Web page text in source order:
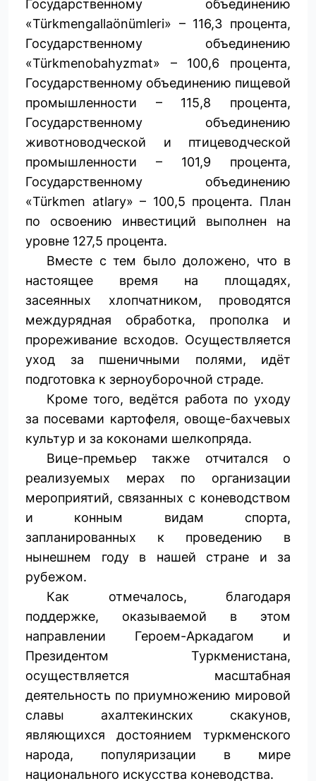
Государственному объединению
«Türkmen­gallaönümleri» – 116,3 процента,
Государственному объединению
«Türkmenobahyzmat» – 100,6 процента,
Государственному объединению пищевой
промышленности – 115,8 процента,
Государственному объединению
животноводческой и птицеводческой
промышленности – 101,9 процента,
Государственному объединению
«Türkmen atlary» – 100,5 процента. План
по освоению инвестиций выполнен на
уровне 127,5 процента.
Вместе с тем было доложено, что в
настоящее время на площадях,
засеянных хлопчатником, проводятся
междурядная обработка, прополка и
прореживание всходов. Осуществляется
уход за пшеничными полями, идёт
подготовка к зерноуборочной страде.
Кроме того, ведётся работа по уходу
за посевами картофеля, овоще-бахчевых
культур и за коконами шелкопряда.
Вице-премьер также отчитался о
реализуемых мерах по организации
мероприятий, связанных с коневодством
и конным видам спорта,
запланированных к проведению в
нынешнем году в нашей стране и за
рубежом.
Как отмечалось, благодаря
поддержке, оказываемой в этом
направлении Героем-Аркадагом и
Президентом Туркменистана,
осуществляется масштабная
деятельность по приумножению мировой
славы ахалтекинских скакунов,
являющихся достоянием туркменского
народа, популяризации в мире
национального искусства коневодства.